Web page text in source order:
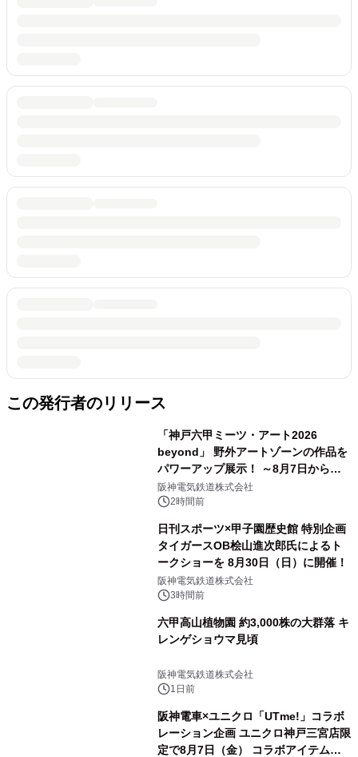
この発行者のリリース
「神戸六甲ミーツ・アート2026
beyond」 野外アートゾーンの作品を
パワーアップ展示！ ～8月7日からは
直前割パスポートを販売～
阪神電気鉄道株式会社
2時間前
日刊スポーツ×甲子園歴史館 特別企画
タイガースOB桧山進次郎氏によるト
ークショーを 8月30日（日）に開催！
阪神電気鉄道株式会社
3時間前
六甲高山植物園 約3,000株の大群落 キ
レンゲショウマ見頃
阪神電気鉄道株式会社
1日前
阪神電車×ユニクロ「UTme!」コラボ
レーション企画 ユニクロ神戸三宮店限
定で8月7日（金） コラボアイテムが